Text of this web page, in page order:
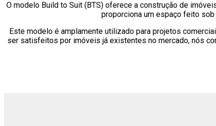
O modelo Build to Suit (BTS) oferece a construção de
proporciona um espaço feito
Este modelo é amplamente utilizado para projetos
ser satisfeitos por imóveis já existentes no mercado, nós